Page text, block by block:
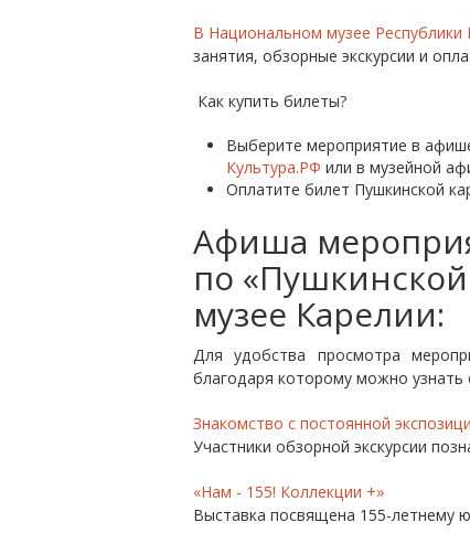
В Национальном музее
занятия, обзорные экскурсии и
Как купить билеты?
Выберите мероприятие в
Культура.РФ или в музейной
Оплатите билет Пушкинской
Афиша
по
музее Карелии:
Для удобства просмотра
благодаря которому можно узнать
Знакомство с постоянной
Участники обзорной экскурсии
«Нам - 155! Коллекции +»
Выставка посвящена 155-летнему